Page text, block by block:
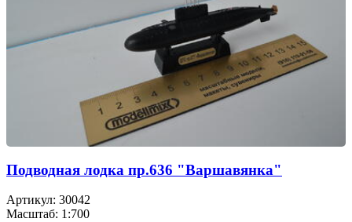
Подводная лодка пр.636 "Варшавянка"
Артикул: 30042
Масштаб: 1:700